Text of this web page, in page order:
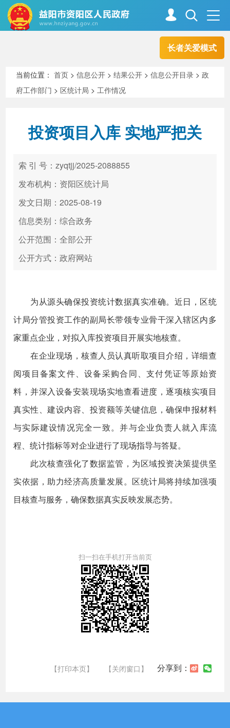
长者关爱模式
走进资阳
新闻中心 解读回应
政务服务
高效办成一件事
当前位置：首页 >信息公开 >结果公开 >信息公开目录 >政
府工作部门 > 区统计局 >工作情况
投资项目入库 实地严把关
索 引 号：zyqtjj/2025-2088855
发布机构：资阳区统计局
发文日期：2025-08-19
信息类别：综合政务
公开范围：全部公开
公开方式：政府网站
为从源头确保投资统计数据真实准确。近日，区统
计局分管投资工作的副局长带领专业骨干深入辖区内多
家重点企业，对拟入库投资项目开展实地核查。
在企业现场，核查人员认真听取项目介绍，详细查
阅项目备案文件、设备采购合同、支付凭证等原始资
料，并深入设备安装现场实地查看进度，逐项核实项目
真实性、建设内容、投资额等关键信息，确保申报材料
与实际建设情况完全一致。并与企业负责人就入库流
程、统计指标等对企业进行了现场指导与答疑。
此次核查强化了数据监管，为区域投资决策提供坚
实依据，助力经济高质量发展。区统计局将持续加强项
目核查与服务，确保数据真实反映发展态势。
扫一扫在手机打开当前页
【打印本页】 【关闭窗口】 分享到：